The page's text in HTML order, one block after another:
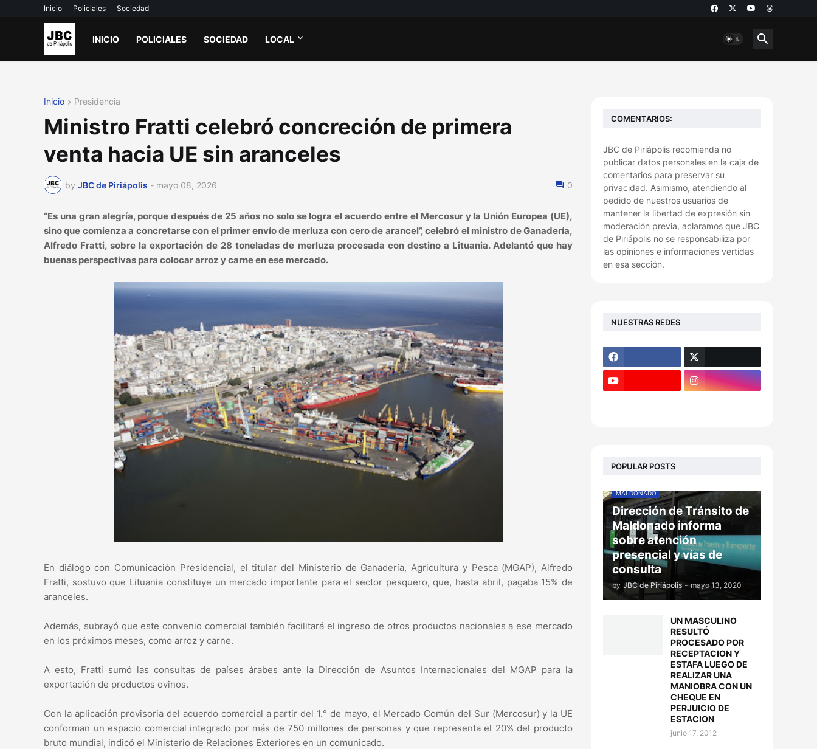
Inicio Policiales Sociedad
INICIO POLICIALES SOCIEDAD LOCAL
Inicio Presidencia
Ministro Fratti celebró concreción de primera
venta hacia UE sin aranceles
by JBC de Piriápolis - mayo 08, 2026 0
“Es una gran alegría, porque después de 25 años no solo se logra el acuerdo entre el Mercosur y la Unión Europea (UE),
sino que comienza a concretarse con el primer envío de merluza con cero de arancel”, celebró el ministro de Ganadería,
Alfredo Fratti, sobre la exportación de 28 toneladas de merluza procesada con destino a Lituania. Adelantó que hay
buenas perspectivas para colocar arroz y carne en ese mercado.
En diálogo con Comunicación Presidencial, el titular del Ministerio de Ganadería, Agricultura y Pesca (MGAP), Alfredo
Fratti, sostuvo que Lituania constituye un mercado importante para el sector pesquero, que, hasta abril, pagaba 15% de
aranceles.
Además, subrayó que este convenio comercial también facilitará el ingreso de otros productos nacionales a ese mercado
en los próximos meses, como arroz y carne.
A esto, Fratti sumó las consultas de países árabes ante la Dirección de Asuntos Internacionales del MGAP para la
exportación de productos ovinos.
Con la aplicación provisoria del acuerdo comercial a partir del 1.° de mayo, el Mercado Común del Sur (Mercosur) y la UE
conforman un espacio comercial integrado por más de 750 millones de personas y que representa el 20% del producto
bruto mundial, indicó el Ministerio de Relaciones Exteriores en un comunicado.
COMENTARIOS:
JBC de Piriápolis recomienda no
publicar datos personales en la caja de
comentarios para preservar su
privacidad. Asimismo, atendiendo al
pedido de nuestros usuarios de
mantener la libertad de expresión sin
moderación previa, aclaramos que JBC
de Piriápolis no se responsabiliza por
las opiniones e informaciones vertidas
en esa sección.
NUESTRAS REDES
POPULAR POSTS
MALDONADO
Dirección de Tránsito de
Maldonado informa
sobre atención
presencial y vías de
consulta
by JBC de Piriápolis - mayo 13, 2020
UN MASCULINO
RESULTÓ
PROCESADO POR
RECEPTACION Y
ESTAFA LUEGO DE
REALIZAR UNA
MANIOBRA CON UN
CHEQUE EN
PERJUICIO DE
ESTACION
junio 17, 2012